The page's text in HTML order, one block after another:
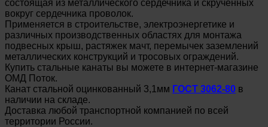
состоящая из металлического сердечника и скрученных
вокруг сердечника проволок.
Применяется в строительстве, электроэнергетике и
различных производственных областях для монтажа
подвесных крыш, растяжек мачт, перемычек заземлений
металлических конструкций и тросовых ограждений.
Купить стальные канаты вы можете в интернет-магазине
ОМД Поток.
Канат стальной оцинкованный 3,1мм ГОСТ 3062-80 в
наличии на складе.
Доставка любой транспортной компанией по всей
территории России.